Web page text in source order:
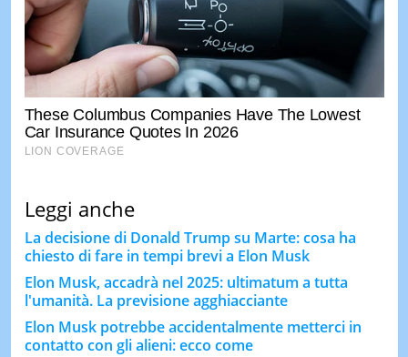
Leggi anche
La decisione di Donald Trump su Marte: cosa ha
chiesto di fare in tempi brevi a Elon Musk
Elon Musk, accadrà nel 2025: ultimatum a tutta
l'umanità. La previsione agghiacciante
Elon Musk potrebbe accidentalmente metterci in
contatto con gli alieni: ecco come